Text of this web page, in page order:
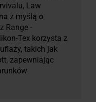
Law
z myślą o
Range -
Tex korzysta z
takich jak
zapewniając